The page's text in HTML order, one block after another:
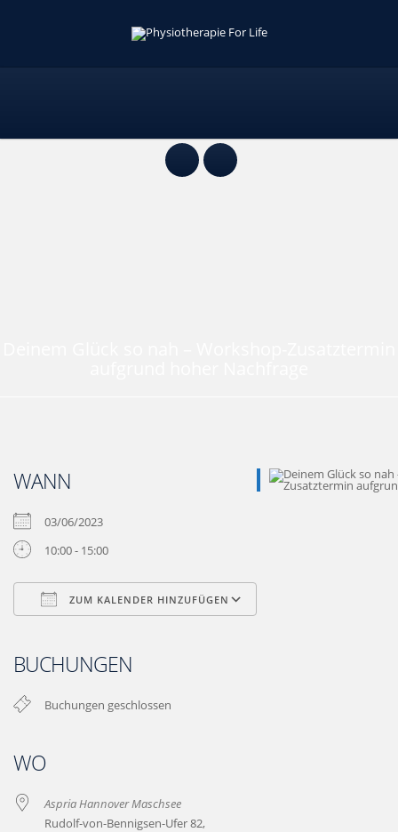
WANN
03/06/2023
10:00 - 15:00
ZUM KALENDER HINZUFÜGEN
BUCHUNGEN
Buchungen geschlossen
WO
Aspria Hannover Maschsee
Rudolf-von-Bennigsen-Ufer 82,